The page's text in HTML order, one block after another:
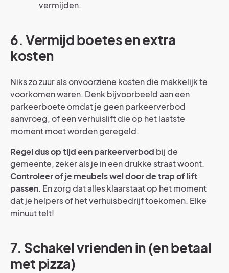
vermijden.
6. Vermijd boetes en extra
kosten
Niks zo zuur als onvoorziene kosten die makkelijk te
voorkomen waren. Denk bijvoorbeeld aan een
parkeerboete omdat je geen parkeerverbod
aanvroeg, of een verhuislift die op het laatste
moment moet worden geregeld.
Regel dus op tijd een parkeerverbod bij de
gemeente, zeker als je in een drukke straat woont.
Controleer of je meubels wel door de trap of lift
passen. En zorg dat alles klaarstaat op het moment
dat je helpers of het verhuisbedrijf toekomen. Elke
minuut telt!
7. Schakel vrienden in (en betaal
met pizza)